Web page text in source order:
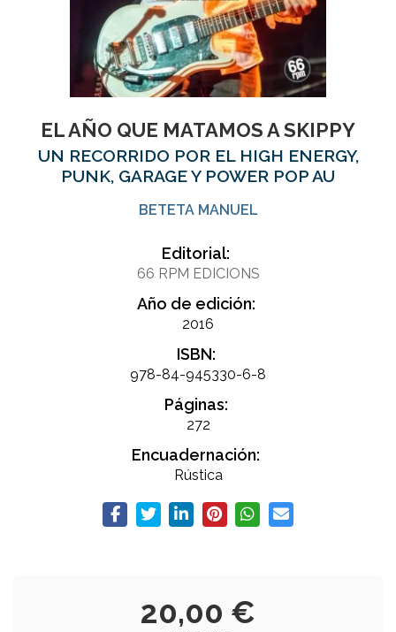
EL AÑO QUE MATAMOS A SKIPPY
UN RECORRIDO POR EL HIGH ENERGY,
PUNK, GARAGE Y POWER POP AU
BETETA MANUEL
Editorial:
66 RPM EDICIONS
Año de edición:
2016
ISBN:
978-84-945330-6-8
Páginas:
272
Encuadernación:
Rústica
20,00 €